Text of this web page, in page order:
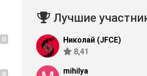
0
0
Лучшие
Николай (JFCE)
8,41
mihilya